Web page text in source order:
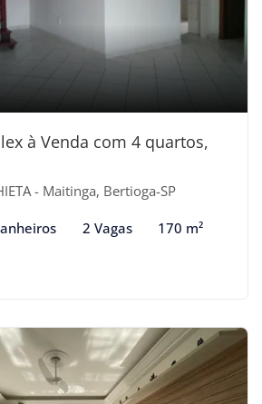
à Venda com 4 quartos,
- Maitinga, Bertioga-SP
2 Vagas 170 m²